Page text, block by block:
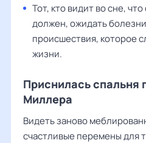
Тот, кто видит во сне,
должен, ожидать
происшествия, которое
жизни.
Приснилась спальня
Миллера
Видеть заново
счастливые перемены для